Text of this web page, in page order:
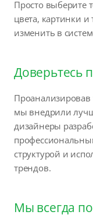
Просто выберите
цвета, картинки
изменить в
Доверьтесь
мы внедрили
дизайнеры
структурой и
трендов.
Мы всегда